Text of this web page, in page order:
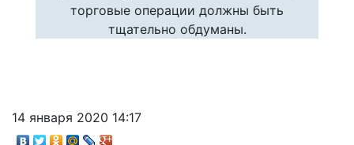
торговые операции должны быть
тщательно обдуманы.
14 января 2020 14:17